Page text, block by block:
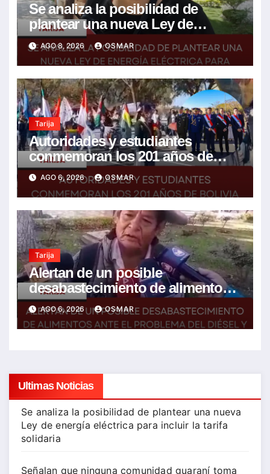
Se analiza la posibilidad de
plantear una nueva Ley de
energía eléctrica para incluir la
tarifa solidaria
AGO 8, 2026 OSMAR
Tarija
Autoridades y estudiantes
conmemoran los 201 años de
Bolivia con la esperanza de un
mejor futuro
AGO 6, 2026 OSMAR
Tarija
Alertan de un posible
desabastecimiento de alimentos
ante el problema del diésel y el
encarecimiento de insumos
agrícolas
AGO 6, 2026 OSMAR
Ultimas Noticias
Se analiza la posibilidad de plantear una nueva
Ley de energía eléctrica para incluir la tarifa
solidaria
Señalan que ninguna comunidad guaraní toma